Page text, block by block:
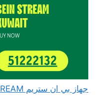
جهاز بي ان ستريم beIN STREAM الكويت مع اشتراك